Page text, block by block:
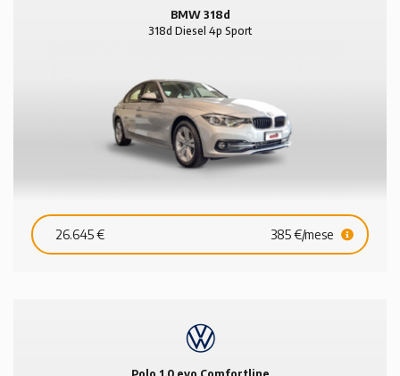
BMW 318d
318d Diesel 4p Sport
26.645 € 385 €/mese